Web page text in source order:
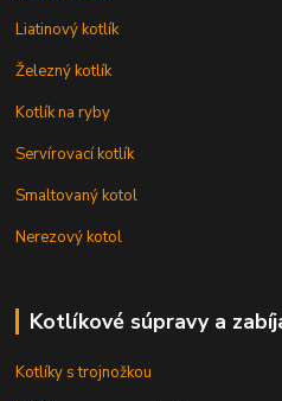
Liatinový kotlík
Železný kotlík
Kotlík na ryby
Servírovací kotlík
Smaltovaný kotol
Nerezový kotol
Kotlíkové súpravy a
Kotlíky s trojnožkou